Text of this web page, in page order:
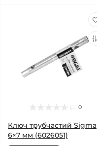
0
Ключ трубчастий Sigma
6×7 мм (6026051)